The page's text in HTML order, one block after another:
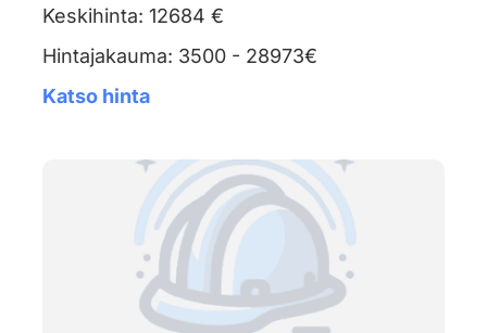
Keskihinta: 12684 €
Hintajakauma: 3500 - 28973€
Katso hinta